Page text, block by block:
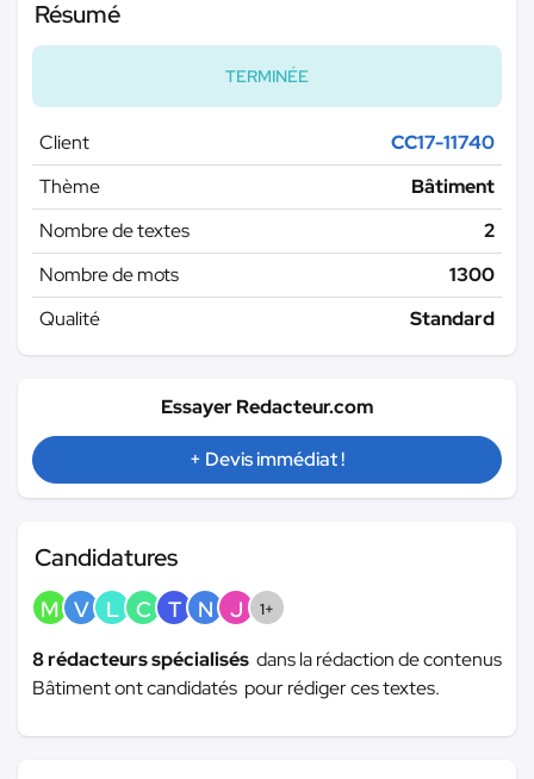
Résumé
TERMINÉE
Client
CC17-11740
Thème
Bâtiment
Nombre de textes
2
Nombre de mots
1300
Qualité
Standard
Essayer Redacteur.com
+ Devis immédiat !
Candidatures
M V L C T N J 1+
8 rédacteurs spécialisés dans la rédaction de contenus
Bâtiment ont candidatés pour rédiger ces textes.